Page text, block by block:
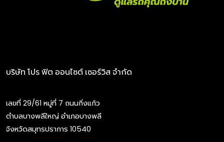
บริษัท โปร ฟิต ออนไซต์ เซอร์วิส จำกัด
เลขที่ 29/61 หมู่ที่ 7 ถนนกิ่งแก้ว
ตำบลบางพลีใหญ่ อำเภอบางพลี
จังหวัดสมุทรปราการ 10540